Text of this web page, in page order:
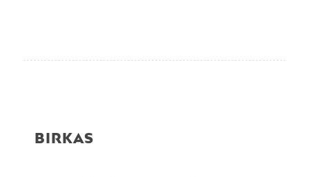
BIRKAS